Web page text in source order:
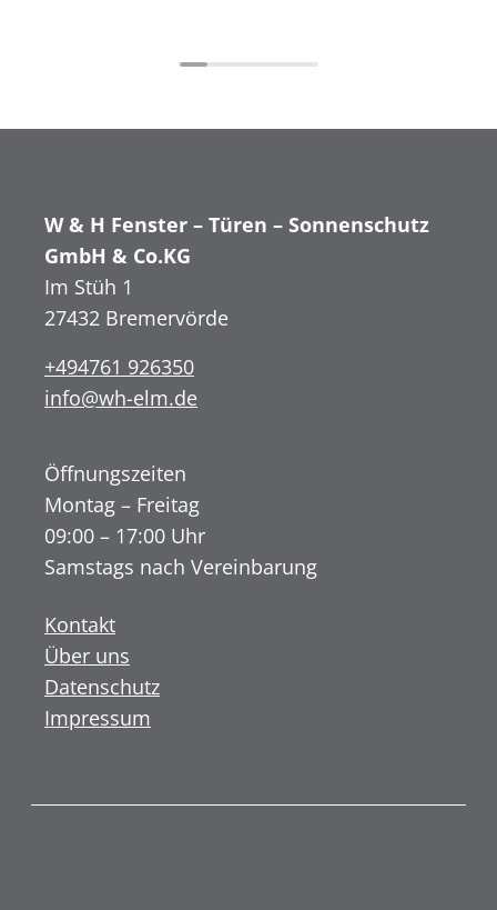
W & H Fenster – Türen – Sonnenschutz
GmbH & Co.KG
Im Stüh 1
27432 Bremervörde
+494761 926350
info@wh-elm.de
Öffnungszeiten
Montag – Freitag
09:00 – 17:00 Uhr
Samstags nach Vereinbarung
Kontakt
Über uns
Datenschutz
Impressum